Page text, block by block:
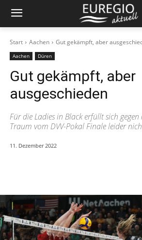
Start Aachen Gut gekämpft, aber
Aachen Düren
Gut gekämpft, aber
ausgeschieden
Für die Ladies in Black erfüllt sich
Traum vom DVV-Pokal Finale leider
11. Dezember 2022